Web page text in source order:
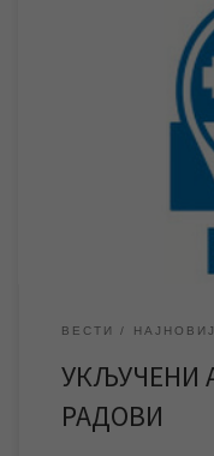
Створени су услови да
водоснабдевање
Радови на санацији
завршетку истих доћи
поново прешло на
трафостанице. Пошто
ВЕСТИ
УКЉУЧЕНИ
РАДОВИ